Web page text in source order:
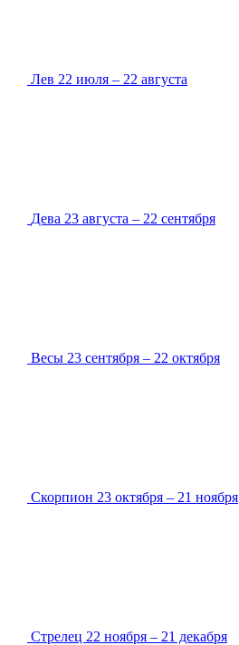
Лев 22 июля – 22 августа
Дева 23 августа – 22 сентября
Весы 23 сентября – 22 октября
Скорпион 23 октября – 21 ноября
Стрелец 22 ноября – 21 декабря